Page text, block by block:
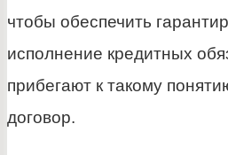
чтобы обеспечить
исполнение кредитных
прибегают к такому
договор.